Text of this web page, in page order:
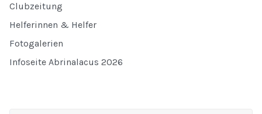
Clubzeitung
Helferinnen & Helfer
Fotogalerien
Infoseite Abrinalacus 2026